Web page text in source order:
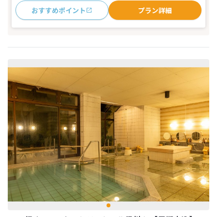
おすすめポイント プラン詳細